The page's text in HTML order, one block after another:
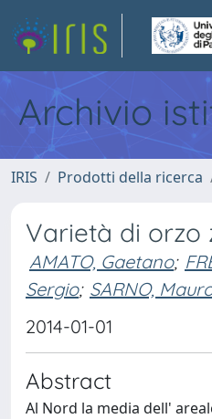
Archivio
IRIS Prodotti della ricerca
Varietà di orzo
AMATO, Gaetano;
Sergio; SARNO,
2014-01-01
Abstract
Al Nord la media dell'